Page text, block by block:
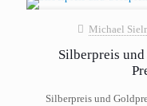
Michael
Silberpreis
Silberpreis und